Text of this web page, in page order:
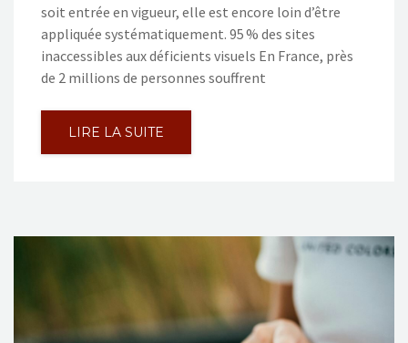
soit entrée en vigueur, elle est encore loin d’être
appliquée systématiquement. 95 % des sites
inaccessibles aux déficients visuels En France, près
de 2 millions de personnes souffrent
LIRE LA SUITE